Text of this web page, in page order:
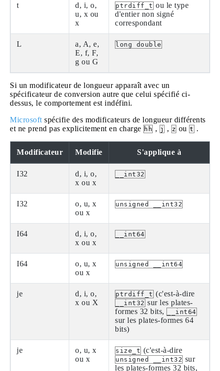
t
d, i, o,
u, x ou
x
ptrdiff_t ou le type
d'entier non signé
correspondant
L
a, A, e,
E, f, F,
g ou G
long double
Si un modificateur de longueur apparaît avec un
spécificateur de conversion autre que celui spécifié ci-
dessus, le comportement est indéfini.
Microsoft spécifie des modificateurs de longueur différents
et ne prend pas explicitement en charge hh , j , z ou t .
Modificateur Modifie S'applique à
I32
d, i, o,
x ou x
__int32
I32
o, u, x
ou x
unsigned __int32
I64
d, i, o,
x ou x
__int64
I64
o, u, x
ou x
unsigned __int64
je
d, i, o,
x ou X
ptrdiff_t (c'est-à-dire
__int32 sur les plates-
formes 32 bits,
__int64
sur les plates-formes 64
bits)
je
o, u, x
ou x
size_t (c'est-à-dire
unsigned __int32 sur
les plates-formes 32 bits,